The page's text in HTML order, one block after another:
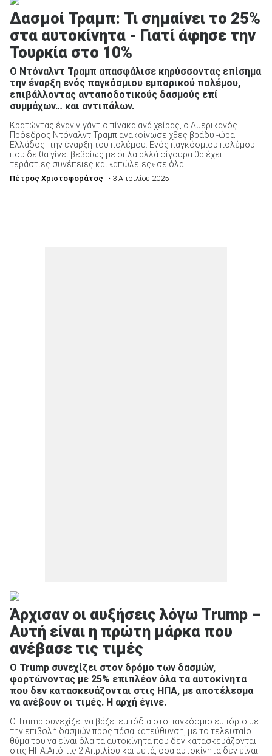
Δασμοί Τραμπ: Τι σημαίνει το 25%
στα αυτοκίνητα - Γιατί άφησε την
Τουρκία στο 10%
Ο Ντόναλντ Τραμπ απασφάλισε κηρύσσοντας επίσημα
την έναρξη ενός παγκόσμιου εμπορικού πολέμου,
επιβάλλοντας ανταποδοτικούς δασμούς επί
συμμάχων… και αντιπάλων.
Κρατώντας έναν γιγάντιο πίνακα ανά χείρας, ο Αμερικανός
Πρόεδρος Ντόναλντ Τραμπ ανακοίνωσε χθες βράδυ -ώρα
Ελλάδος- την έναρξη του πολέμου. Ενός παγκόσμιου πολέμου
που δε θα γίνει βεβαίως με όπλα αλλά σίγουρα θα έχει
τεράστιες συνέπειες και «απώλειες» σε όλα ...
Πέτρος Χριστοφοράτος • 3 Απριλίου 2025
Άρχισαν οι αυξήσεις λόγω Trump –
Αυτή είναι η πρώτη μάρκα που
ανέβασε τις τιμές
Ο Trump συνεχίζει στον δρόμο των δασμών,
φορτώνοντας με 25% επιπλέον όλα τα αυτοκίνητα
που δεν κατασκευάζονται στις ΗΠΑ, με αποτέλεσμα
να ανέβουν οι τιμές. Η αρχή έγινε.
Ο Trump συνεχίζει να βάζει εμπόδια στο παγκόσμιο εμπόριο με
την επιβολή δασμών προς πάσα κατεύθυνση, με το τελευταίο
θύμα του να είναι όλα τα αυτοκίνητα που δεν κατασκευάζονται
στις ΗΠΑ.Από τις 2 Απριλίου και μετά, όσα αυτοκίνητα δεν είναι